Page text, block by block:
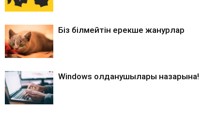
Біз білмейтін ерекше жанурлар
Windows қолданушылары назарына!